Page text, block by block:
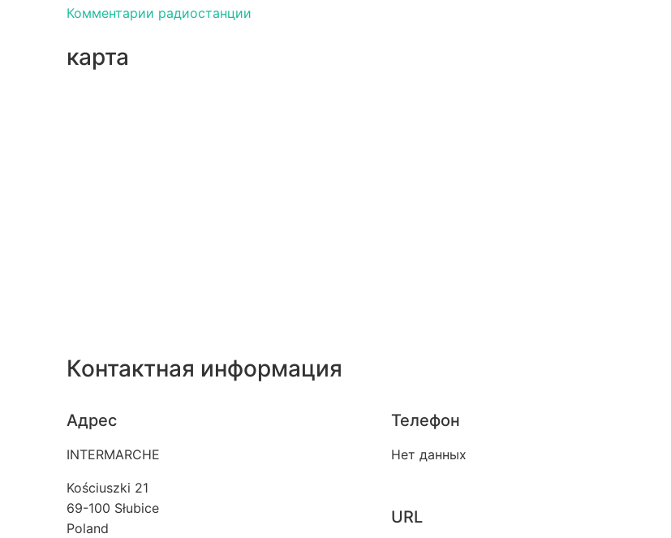
Комментарии радиостанции
карта
Контактная информация
Адрес
INTERMARCHE
Kościuszki 21
69-100 Słubice
Poland
Телефон
Нет данных
URL